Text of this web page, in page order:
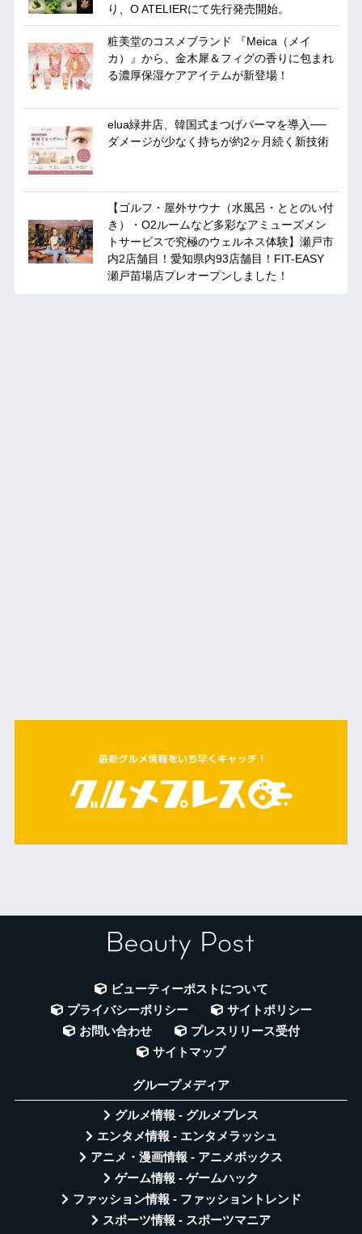
り、O ATELIERにて先行発売開始。
粧美堂のコスメブランド 『Meica（メイ
カ）』から、金木犀＆フィグの香りに包まれ
る濃厚保湿ケアアイテムが新登場！
elua緑井店、韓国式まつげパーマを導入──
ダメージが少なく持ちが約2ヶ月続く新技術
【ゴルフ・屋外サウナ（水風呂・ととのい付
き）・O2ルームなど多彩なアミューズメン
トサービスで究極のウェルネス体験】瀬戸市
内2店舗目！愛知県内93店舗目！FIT-EASY
瀬戸苗場店プレオープンしました！
ビューティーポストについて
プライバシーポリシー
サイトポリシー
お問い合わせ
プレスリリース受付
サイトマップ
グループメディア
グルメ情報 - グルメプレス
エンタメ情報 - エンタメラッシュ
アニメ・漫画情報 - アニメボックス
ゲーム情報 - ゲームハック
ファッション情報 - ファッショントレンド
スポーツ情報 - スポーツマニア